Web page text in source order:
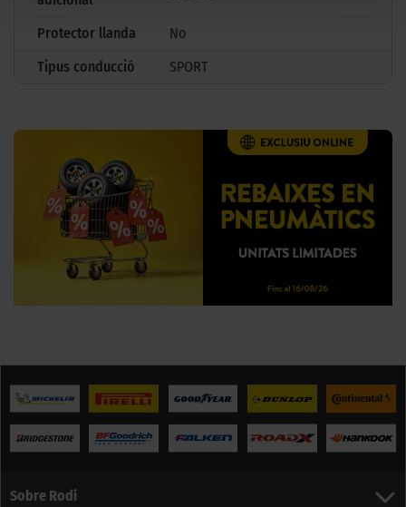
Protector llanda
No
Tipus conducció
SPORT
Sobre Rodi